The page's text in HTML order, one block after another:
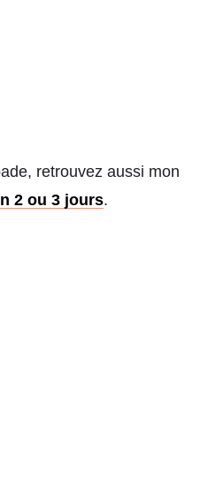
retrouvez aussi mon
2 ou 3 jours.